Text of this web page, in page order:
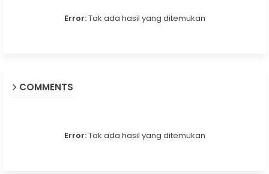
Error:Tak ada hasil yang ditemukan
COMMENTS
Error:Tak ada hasil yang ditemukan